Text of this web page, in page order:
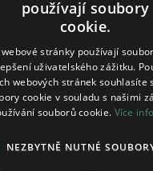
v žádné ze
emailem informaci
Praha
10mg
alternativy
používají soubory
cookie.
stránky používají
uživatelského zážitku.
webových stránek souhlasíte
cookie v souladu s našimi
souborů cookie. Více
NEZBYTNĚ NUTNÉ